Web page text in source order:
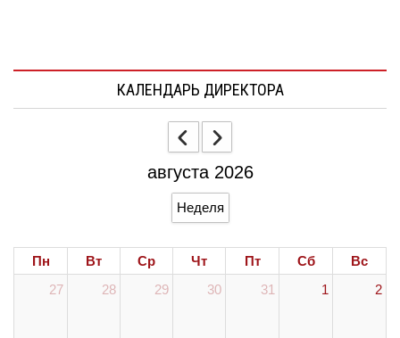
КАЛЕНДАРЬ ДИРЕКТОРА
августа 2026
Неделя
Пн Вт Ср Чт Пт Сб
Вс
27
28 29 30 31 1 2